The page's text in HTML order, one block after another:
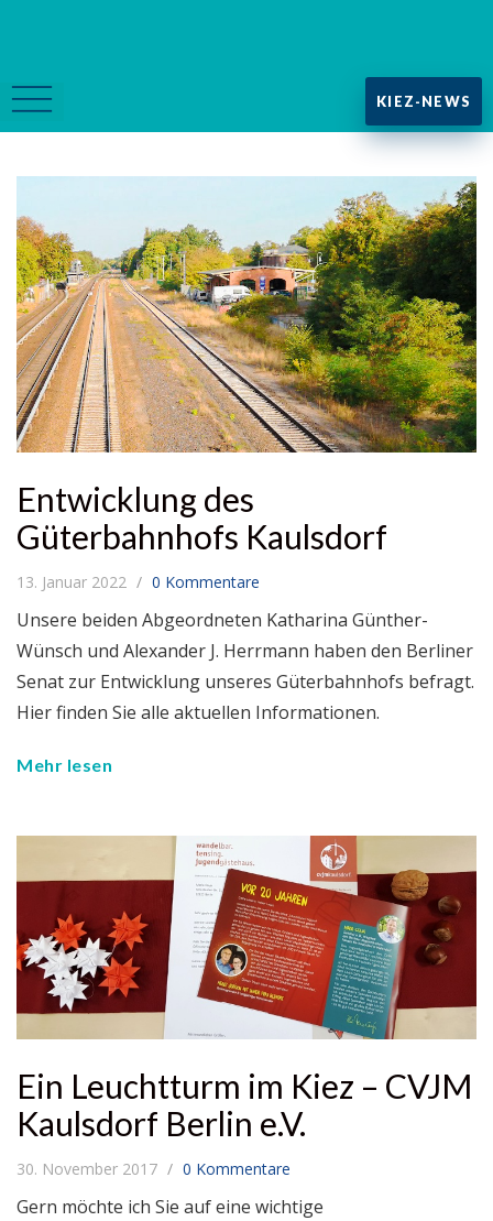
KIEZ-NEWS
Entwicklung des
Güterbahnhofs Kaulsdorf
13. Januar 2022 0 Kommentare
Unsere beiden Abgeordneten Katharina Günther-
Wünsch und Alexander J. Herrmann haben den Berliner
Senat zur Entwicklung unseres Güterbahnhofs befragt.
Hier finden Sie alle aktuellen Informationen.
Mehr lesen
Ein Leuchtturm im Kiez – CVJM
Kaulsdorf Berlin e.V.
30. November 2017 0 Kommentare
Gern möchte ich Sie auf eine wichtige